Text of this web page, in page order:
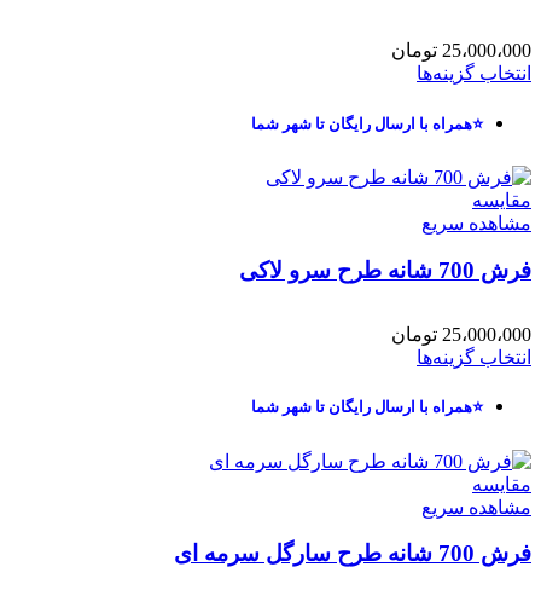
25،000،000 تومان
انتخاب گزینه‌ها
⭐همراه با ارسال رایگان تا شهر شما
مقایسه
مشاهده سریع
فرش 700 شانه طرح سرو لاکی
25،000،000 تومان
انتخاب گزینه‌ها
⭐همراه با ارسال رایگان تا شهر شما
مقایسه
مشاهده سریع
فرش 700 شانه طرح سارگل سرمه ای